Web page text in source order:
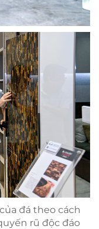
đá theo cách
rũ độc đáo